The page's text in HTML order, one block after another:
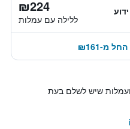
₪224
ללילה עם עמלות
שיש לשלם בעת